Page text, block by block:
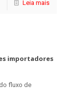
Leia mais
importadores
fluxo de